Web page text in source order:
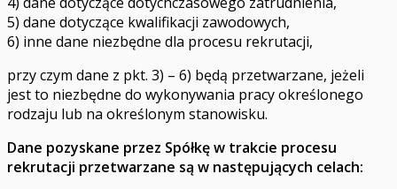
5) dane dotyczące kwalifikacji zawodowych,
6) inne dane niezbędne dla procesu rekrutacji,
przy czym dane z pkt. 3) – 6) będą przetwarzane, jeżeli
jest to niezbędne do wykonywania pracy określonego
rodzaju lub na określonym stanowisku.
Dane pozyskane przez Spółkę w trakcie procesu
rekrutacji przetwarzane są w następujących celach: